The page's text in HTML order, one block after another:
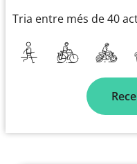
Tria entre més de 40